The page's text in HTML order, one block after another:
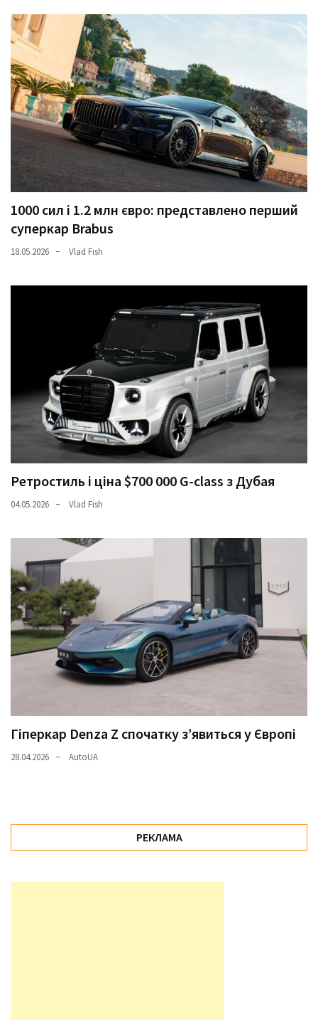
1000 сил і 1.2 млн євро: представлено перший
суперкар Brabus
18.05.2026 Vlad Fish
Ретростиль і ціна $700 000 G-class з Дубая
04.05.2026 Vlad Fish
Гіперкар Denza Z спочатку з’явиться у Європі
28.04.2026 AutoUA
РЕКЛАМА